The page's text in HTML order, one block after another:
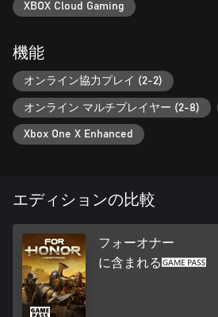
XBOX Cloud Gaming
機能
オンライン協力プレイ (2-2)
オンライン マルチプレイヤー (2-8)
Xbox One X Enhanced
エディションの比較
フォーオナー
に含まれる